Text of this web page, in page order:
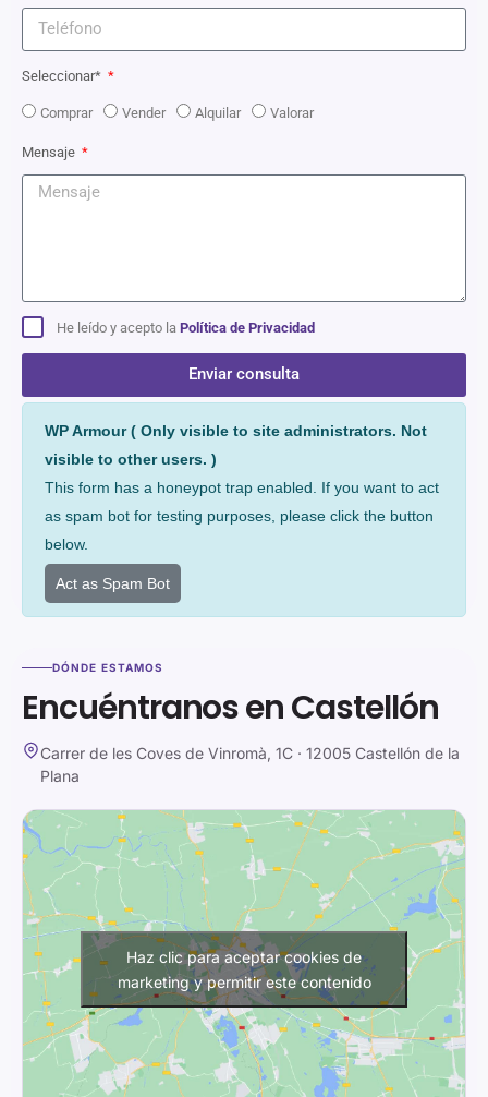
Seleccionar*
Comprar Vender Alquilar Valorar
Mensaje
He leído y acepto la Política de Privacidad
Enviar consulta
Alternative:
WP Armour ( Only visible to site administrators. Not
visible to other users. )
This form has a honeypot trap enabled. If you want to act
as spam bot for testing purposes, please click the button
below.
Act as Spam Bot
DÓNDE ESTAMOS
Encuéntranos en Castellón
Carrer de les Coves de Vinromà, 1C · 12005 Castellón de la
Plana
Haz clic para aceptar cookies de
marketing y permitir este contenido